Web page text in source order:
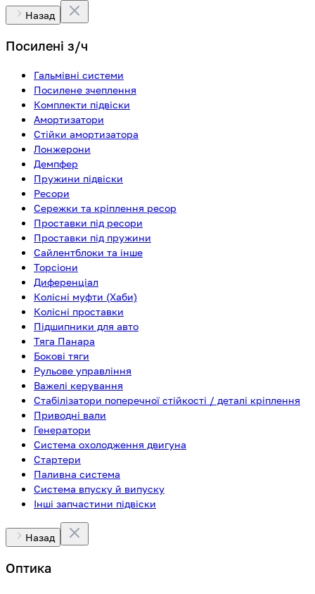
Назад
Посилені з/ч
Гальмівні системи
Посилене зчеплення
Комплекти підвіски
Амортизатори
Стійки амортизатора
Лонжерони
Демпфер
Пружини підвіски
Ресори
Сережки та кріплення ресор
Проставки під ресори
Проставки під пружини
Сайлентблоки та інше
Торсіони
Диференціал
Колісні муфти (Хаби)
Колісні проставки
Підшипники для авто
Тяга Панара
Бокові тяги
Рульове управління
Важелі керування
Стабілізатори поперечної стійкості / деталі кріплення
Приводні вали
Генератори
Система охолодження двигуна
Стартери
Паливна система
Система впуску й випуску
Інші запчастини підвіски
Назад
Оптика